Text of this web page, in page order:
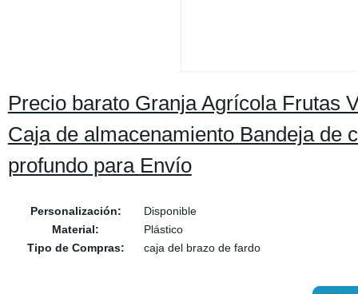
Precio barato Granja Agrícola Frutas
Caja de almacenamiento Bandeja de
profundo para Envío
Personalización:
Disponible
Material:
Plástico
Tipo de Compras:
caja del brazo de fardo